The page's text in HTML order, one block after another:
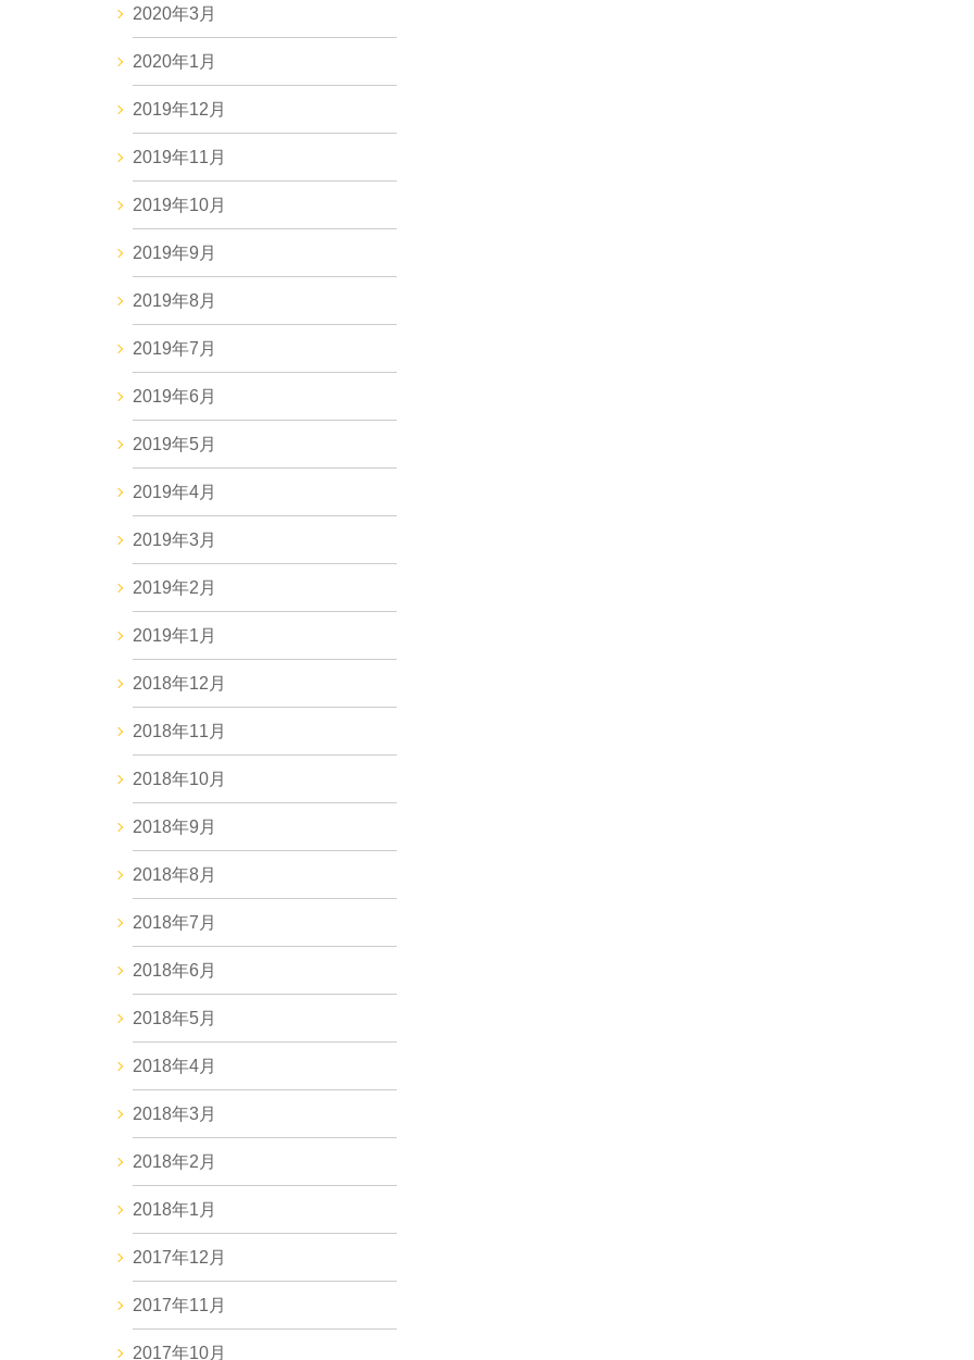
2020年3月
2020年1月
2019年12月
2019年11月
2019年10月
2019年9月
2019年8月
2019年7月
2019年6月
2019年5月
2019年4月
2019年3月
2019年2月
2019年1月
2018年12月
2018年11月
2018年10月
2018年9月
2018年8月
2018年7月
2018年6月
2018年5月
2018年4月
2018年3月
2018年2月
2018年1月
2017年12月
2017年11月
2017年10月